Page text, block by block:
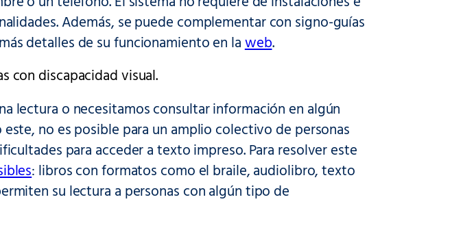
Además, se puede complementar con signo-guías
detalles de su funcionamiento en laweb.
con discapacidad visual.
lectura o necesitamos consultar información en algún
no es posible para un amplio colectivo de personas
para acceder a texto impreso. Para resolver este
: libros con formatos como el braile, audiolibro, texto
su lectura a personas con algún tipo de